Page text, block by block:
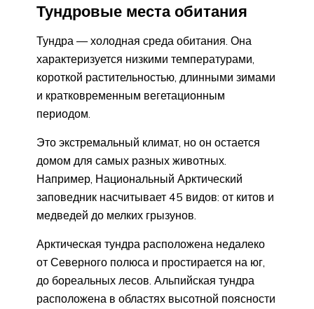
Тундровые места обитания
Тундра — холодная среда обитания. Она
характеризуется низкими температурами,
короткой растительностью, длинными зимами
и кратковременным вегетационным
периодом.
Это экстремальный климат, но он остается
домом для самых разных животных.
Например, Национальный Арктический
заповедник насчитывает 45 видов: от китов и
медведей до мелких грызунов.
Арктическая тундра расположена недалеко
от Северного полюса и простирается на юг,
до бореальных лесов. Альпийская тундра
расположена в областях высотной поясности